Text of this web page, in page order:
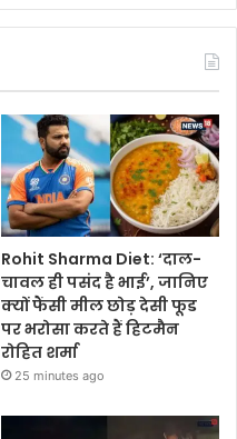
Rohit Sharma Diet: ‘दाल-
चावल ही पसंद है भाई’, जानिए
क्यों फैंसी मील छोड़ देसी फूड
पर भरोसा करते हैं हिटमैन
रोहित शर्मा
25 minutes ago